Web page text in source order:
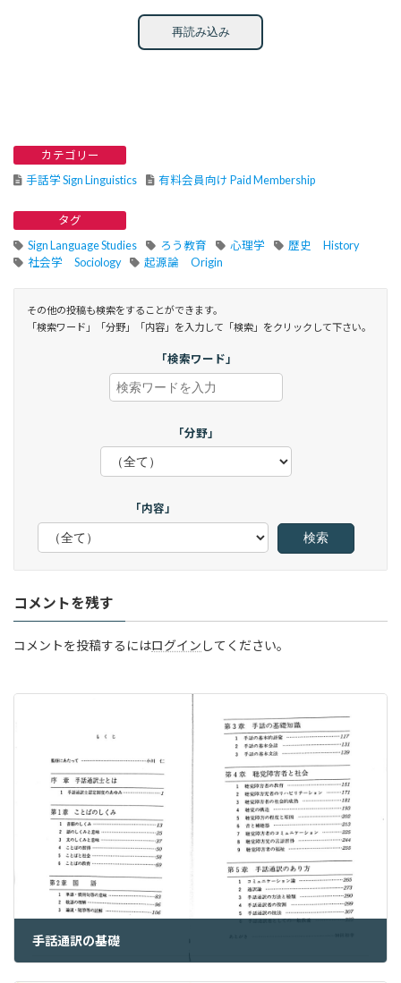
再読み込み
カテゴリー
手話学 Sign Linguistics
有料会員向け Paid Membership
タグ
Sign Language Studies
ろう教育 心理学
歴史 History
社会学 Sociology
起源論 Origin
その他の投稿も検索をすることができます。
「検索ワード」「分野」「内容」を入力して「検索」をクリックして下さい。
「検索ワード」
「分野」
「内容」
コメントを残す
コメントを投稿するにはログイン してください。
手話通訳の基礎